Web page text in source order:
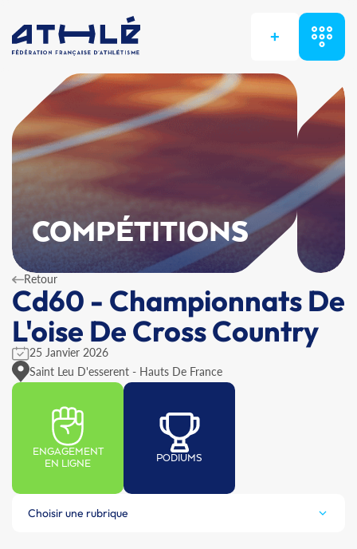
+
COMPÉTITIONS
Retour
Cd60 - Championnats De
L'oise De Cross Country
25 Janvier 2026
Saint Leu D'esserent - Hauts De France
ENGAGEMENT
EN LIGNE
PODIUMS
Choisir une rubrique